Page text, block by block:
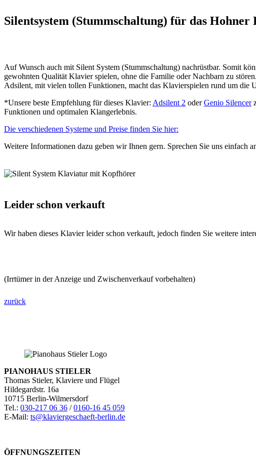
Silentsystem (Stummschaltung) für das
Auf Wunsch auch mit Silent System (Stummschaltung) nachrüstbar. Somit
gewohnten Qualität Klavier spielen, ohne die Familie oder Nachbarn zu
Adsilent, mit vielen tollen Funktionen, macht das Klavierspielen rund um die
*Unsere beste Empfehlung für dieses Klavier: Adsilent 2 oderGenio Silencer
Funktionen und optimalen Klangerlebnis.
Die verschiedenen Systeme und Preise finden Sie hier:
Weitere Informationen dazu geben wir Ihnen gern. Sprechen Sie uns einfach
Leider schon verkauft
Wir haben dieses Klavier leider schon verkauft, jedoch finden Sie weitere
(Irrtümer in der Anzeige und Zwischenverkauf vorbehalten)
zurück
PIANOHAUS STIELER
Thomas Stieler, Klaviere und Flügel
Hildegardstr. 16a
10715 Berlin-Wilmersdorf
Tel.: 030-217 06 36 /0160-16 45 059
E-Mail: ts@klaviergeschaeft-berlin.de
ÖFFNUNGSZEITEN